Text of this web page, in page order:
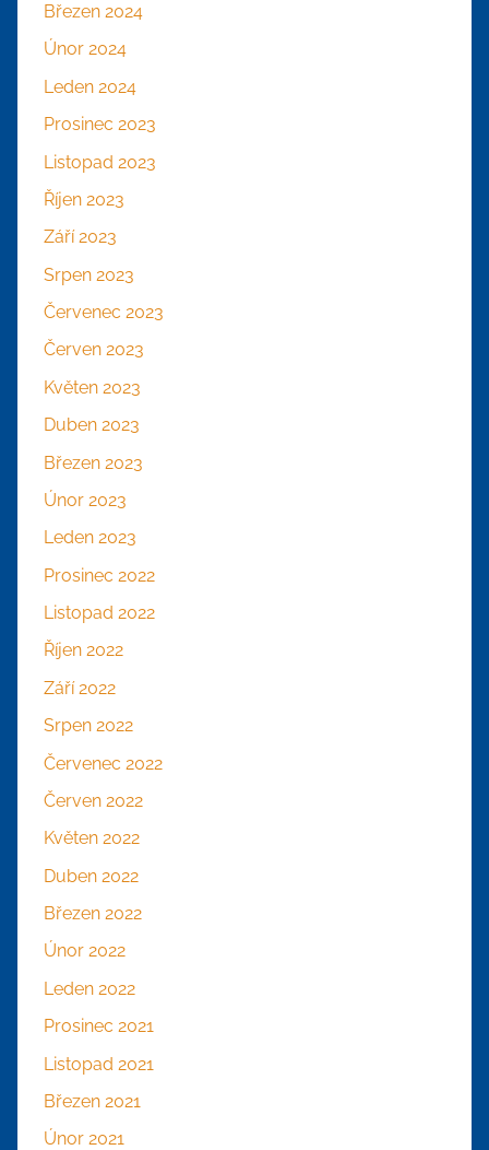
Březen 2024
Únor 2024
Leden 2024
Prosinec 2023
Listopad 2023
Říjen 2023
Září 2023
Srpen 2023
Červenec 2023
Červen 2023
Květen 2023
Duben 2023
Březen 2023
Únor 2023
Leden 2023
Prosinec 2022
Listopad 2022
Říjen 2022
Září 2022
Srpen 2022
Červenec 2022
Červen 2022
Květen 2022
Duben 2022
Březen 2022
Únor 2022
Leden 2022
Prosinec 2021
Listopad 2021
Březen 2021
Únor 2021